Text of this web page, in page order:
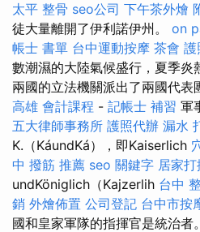
太平 整骨 seo公司 下午茶外燴
徒大量離開了伊利諾伊州。 on
帳士 書單 台中運動按摩 茶會 護
數潮濕的大陸氣候盛行，夏季炎
兩國的立法機關派出了兩國代表
高雄 會計課程 - 記帳士 補習 軍
五大律師事務所 護照代辦 漏水
K.（KáundKá），即Kaiserlich
中 撥筋 推薦 seo 關鍵字 居家打
undKöniglich（Kajzerlih 台中
銷 外燴佈置 公司登記 台中市按
國和皇家軍隊的指揮官是統治者